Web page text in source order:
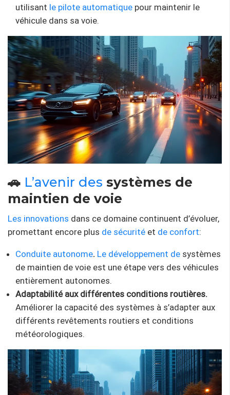
utilisant le pilote automatique pour maintenir le
véhicule dans sa voie.
🚗 L’avenir des systèmes de
maintien de voie
Les innovations dans ce domaine continuent d’évoluer,
promettant encore plus de sécurité et de confort:
Conduite autonome. Le développement de systèmes
de maintien de voie est une étape vers des véhicules
entièrement autonomes.
Adaptabilité aux différentes conditions routières.
Améliorer la capacité des systèmes à s’adapter aux
différents revêtements routiers et conditions
météorologiques.